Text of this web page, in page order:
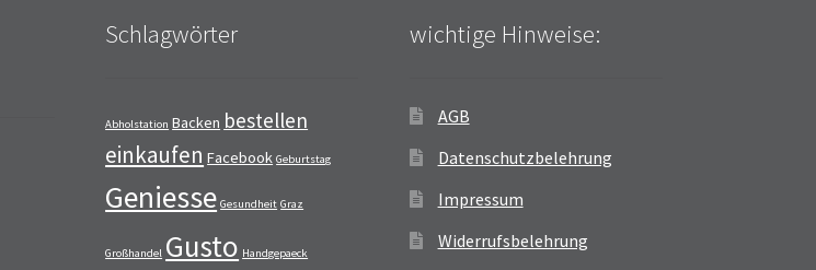
Schlagwörter
Abholstation Backen bestellen
einkaufen Facebook Geburtstag
Geniesse Gesundheit Graz
Großhandel Gusto Handgepaeck
wichtige Hinweise:
AGB
Datenschutzbelehrung
Impressum
Widerrufsbelehrung